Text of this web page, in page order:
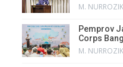
M.
Pemprov
Corps
M.